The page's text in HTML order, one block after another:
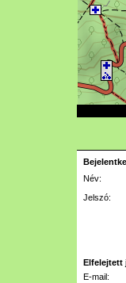
Név:
Jelszó:
Elfelejtett
E-mail: